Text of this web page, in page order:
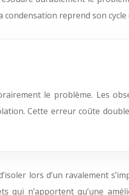
condensation reprend son
le problème. Les
Cette erreur coûte
lors d’un ravalement
qui n’apportent qu’une